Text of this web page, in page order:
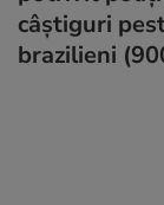
câștiguri
brazilieni